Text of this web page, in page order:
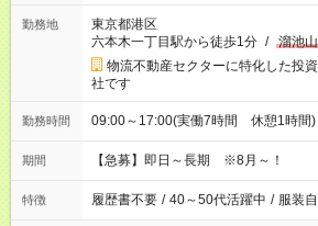
勤務地
東京都港区
六本木一丁目駅から徒歩1分 / 溜池
物流不動産セクターに特化した投
社です
勤務時間 09:00～17:00(実働7時間 休憩1時間)
期間 【急募】即日～長期 ※8月～！
特徴 履歴書不要 / 40～50代活躍中 / 服装